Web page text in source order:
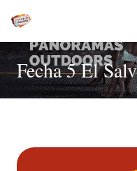
Fecha 5 El